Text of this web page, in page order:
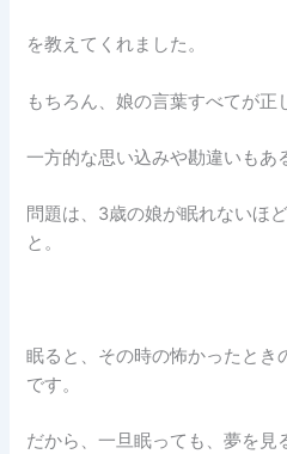
を教えてくれました。
もちろん、娘の言葉すべてが正
一方的な思い込みや勘違いもあ
問題は、3歳の娘が眠れないほ
と。
眠ると、その時の怖かったとき
です。
だから、一旦眠っても、夢を見